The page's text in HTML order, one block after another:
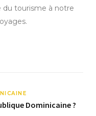
du tourisme à notre
Dominicaine ?